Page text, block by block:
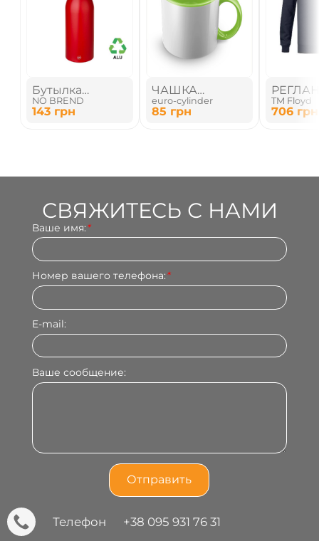
Бутылка
алюминиевая
700 мл
NO BREND
143 грн
ЧАШКА
СУБЛИМАЦИОННАЯ
euro-cylinder
85 грн
РЕГЛАН
TM Floyd
706 грн
СВЯЖИТЕСЬ С НАМИ
Ваше имя:*
Номер вашего телефона:*
E-mail:
Ваше сообщение:
Телефон +38 095 931 76 31